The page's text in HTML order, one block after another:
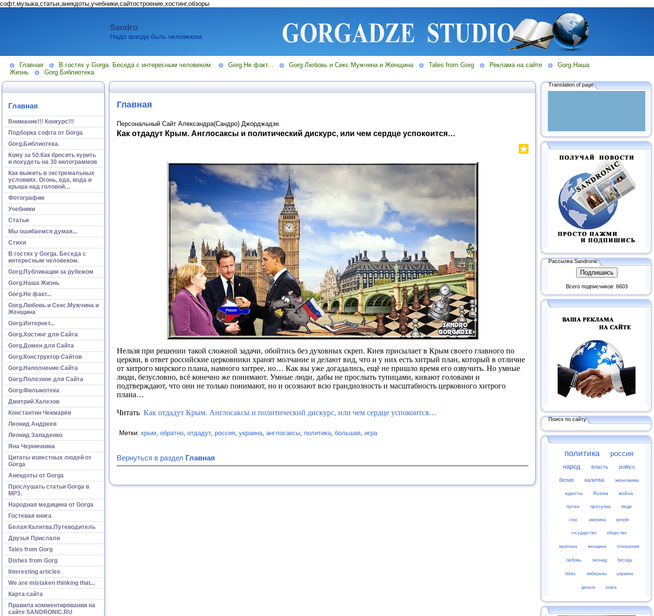
софт,музыка,статьи,анекдоты,учебники,сайтостроение,хостинг,обзоры
Sandro
Надо всегда быть человеком.
Главная В гостях у Gorga. Беседа с интересным человеком. Gorg.Не факт... Gorg.Любовь и Секс.Мужчина и Женщина Tales from Gorg Реклама на сайте
Gorg.Наша
Жизнь
Gorg.Библиотека.
Главная
Внимание!!! Конкурс!!!
Подборка софта от Gorga
Gorg.Библиотека.
Кому за 50.Как бросить курить
и похудеть на 30 килограммов
Как выжить в экстремальных
условиях. Огонь, еда, вода и
крыша над головой…
Фотографии
Учебники
Статьи
Мы ошибаемся думая...
Стихи
В гостях у Gorga. Беседа с
интересным человеком.
Gorg.Публикации за рубежом
Gorg.Наша Жизнь
Gorg.Не факт...
Gorg.Любовь и Секс.Мужчина и
Женщина
Gorg.Интернет...
Gorg.Хостинг для Сайта
Gorg.Домен для Сайта
Gorg.Конструктор Сайтов
Gorg.Наполнение Сайта
Gorg.Полезное для Сайта
Gorg.Фильмотека
Дмитрий Халезов
Константин Чекмарёв
Леонид Андреев
Леонид Западенко
Яна Черничкина
Цитаты известных людей от
Gorga
Анекдоты от Gorga
Прослушать статьи Gorga в
МР3.
Народная медицина от Gorga
Гостевая книга
Белая Калитва.Путеводитель
Друзья Прислали
Tales from Gorg
Dishes from Gorg
Interesting articles
We are mistaken thinking that...
Карта сайта
Правила комментирования на
сайте SANDRONIC.RU
Главная
Персональный Сайт Александра(Сандро) Джорджадзе.
Как отдадут Крым. Англосаксы и политический дискурс, или чем сердце успокоится…
Нельзя при решении такой сложной задачи, обойтись без духовных скреп. Киев присылает в Крым своего главного по
церкви, в ответ российские церковники хранят молчание и делают вид, что и у них есть хитрый план, который в отличие
от хитрого мирского плана, намного хитрее, но… Как вы уже догадались, ещё не пришло время его озвучить. Но умные
люди, безусловно, всё конечно же понимают. Умные люди, дабы не прослыть тупицами, кивают головами и
подтверждают, что они не только понимают, но и осознают всю грандиозность и масштабность церковного хитрого
плана…
Читать Как отдадут Крым. Англосаксы и политический дискурс, или чем сердце успокоится…
Метки: крым, обратно, отдадут, россия, украина, англосаксы, политика, большая, игра
Вернуться в раздел Главная
Translation of page
Рассылка Sandronic
Всего подписчиков: 6603
Поиск по сайту
политика россия
народ власть politics
белая калитва экономика
идиоты Russia война
путин прогулка люди
секс америка people
государство общество
мужчина женщина отношения
любовь леонид беседа
idiots либералы украина
деньги книга